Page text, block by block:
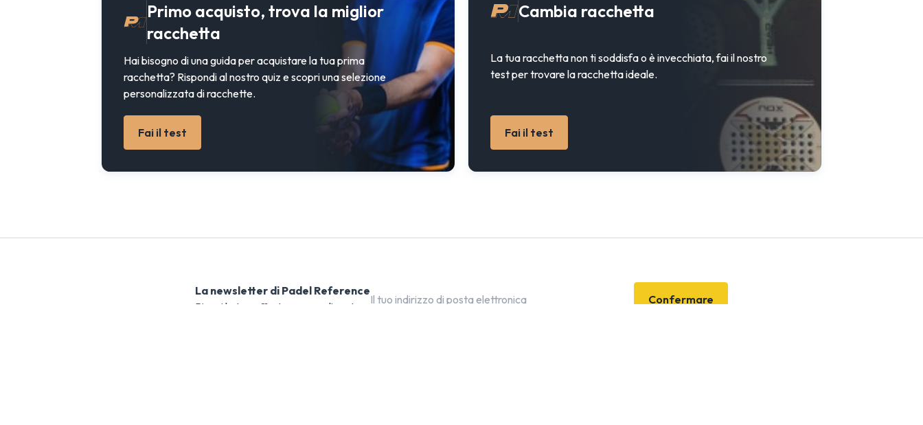
Primo acquisto, trova la miglior
racchetta
Hai bisogno di una guida per acquistare la tua prima
racchetta? Rispondi al nostro quiz e scopri una selezione
personalizzata di racchette.
Fai il test
Cambia racchetta
La tua racchetta non ti soddisfa o è invecchiata, fai il nostro
test per trovare la racchetta ideale.
Fai il test
La newsletter di Padel Reference
Ricevi le tue offerte personalizzate
Confermare